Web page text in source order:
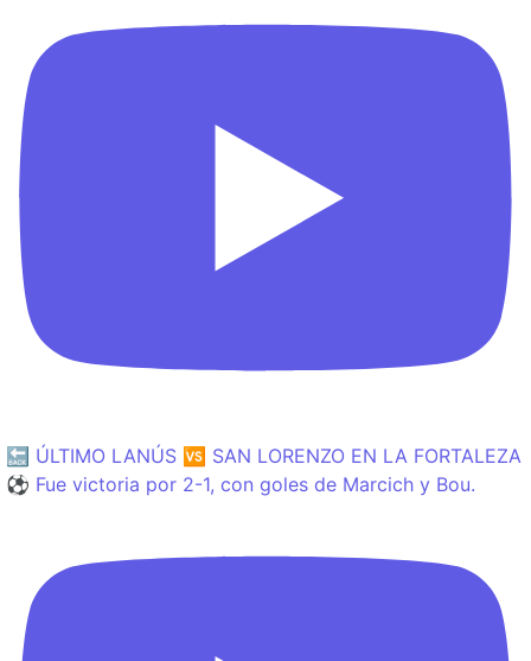
🔙 ÚLTIMO LANÚS 🆚 SAN LORENZO EN LA FORTALEZA
⚽️ Fue victoria por 2-1, con goles de Marcich y Bou.